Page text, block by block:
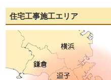
住宅工事施工エリア